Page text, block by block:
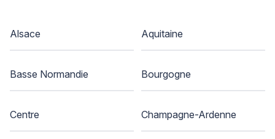
Alsace Aquitaine
Basse Normandie Bourgogne
Centre Champagne-Ardenne